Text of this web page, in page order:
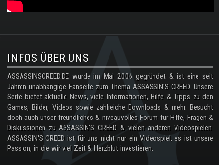
.
INFOS ÜBER UNS
ASSASSINSCREED.DE wurde im Mai 2006 gegründet & ist eine seit
Jahren unabhängige Fanseite zum Thema ASSASSIN'S CREED. Unsere
Seite bietet aktuelle News, viele Informationen, Hilfe & Tipps zu den
Games, Bilder, Videos sowie zahlreiche Downloads & mehr. Besucht
doch auch unser freundliches & niveauvolles Forum für Hilfe, Fragen &
Diskussionen zu ASSASSIN'S CREED & vielen anderen Videospielen.
ASSASSIN'S CREED ist für uns nicht nur ein Videospiel, es ist unsere
Passion, in die wir viel Zeit & Herzblut investieren.